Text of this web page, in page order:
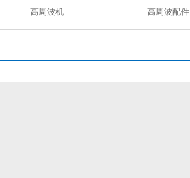
高周波机 高周波配件